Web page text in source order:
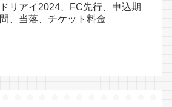
ドリアイ2024、FC先行、申込期
間、当落、チケット料金